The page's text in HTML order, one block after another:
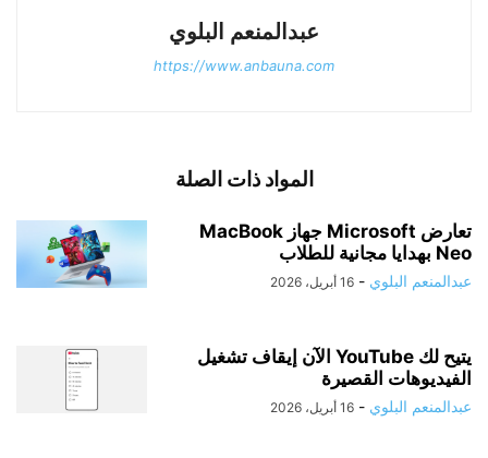
عبدالمنعم البلوي
https://www.anbauna.com
المواد ذات الصلة
تعارض Microsoft جهاز MacBook
Neo بهدايا مجانية للطلاب
عبدالمنعم البلوي - 16 أبريل، 2026
يتيح لك YouTube الآن إيقاف تشغيل
الفيديوهات القصيرة
عبدالمنعم البلوي - 16 أبريل، 2026